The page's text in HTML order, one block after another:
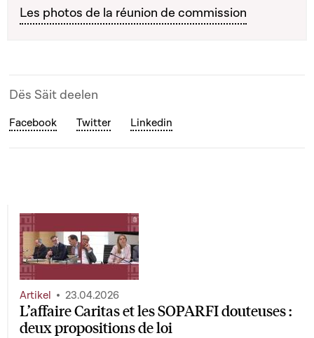
Les photos de la réunion de commission
Dës Säit deelen
Facebook Twitter Linkedin
L’affaire Caritas et les SOPARFI douteuses :
deux propositions de loi
Artikel 23.04.2026